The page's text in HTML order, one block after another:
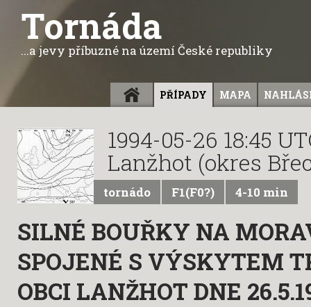
Tornáda
...a jevy příbuzné na území České republiky
ÚVOD PŘÍPADY MAPA
1994-05-26 18:45
Lanžhot (okres
tornádo F1(F0?) 4-10 min
SILNÉ BOUŘKY NA
SPOJENÉ S VÝSKYTEM
OBCI LANŽHOT DNE